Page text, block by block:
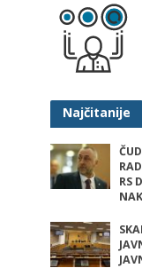
Najčitanije
RS